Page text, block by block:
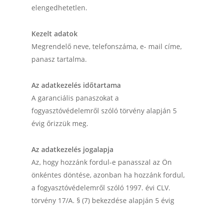
elengedhetetlen.
Kezelt adatok
Megrendelő neve, telefonszáma, e- mail címe,
panasz tartalma.
Az adatkezelés időtartama
A garanciális panaszokat a
fogyasztóvédelemről szóló törvény alapján 5
évig őrizzük meg.
Az adatkezelés jogalapja
Az, hogy hozzánk fordul-e panasszal az Ön
önkéntes döntése, azonban ha hozzánk fordul,
a fogyasztóvédelemről szóló 1997. évi CLV.
törvény 17/A. § (7) bekezdése alapján 5 évig